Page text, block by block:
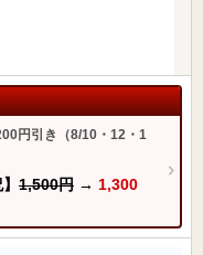
円引き（8/10・12・1
1,500円 → 1,300